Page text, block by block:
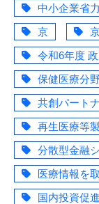
中小企業省
京
令和6年度
保健医療分
共創パート
再生医療等
分散型金融
医療情報を
国内投資促